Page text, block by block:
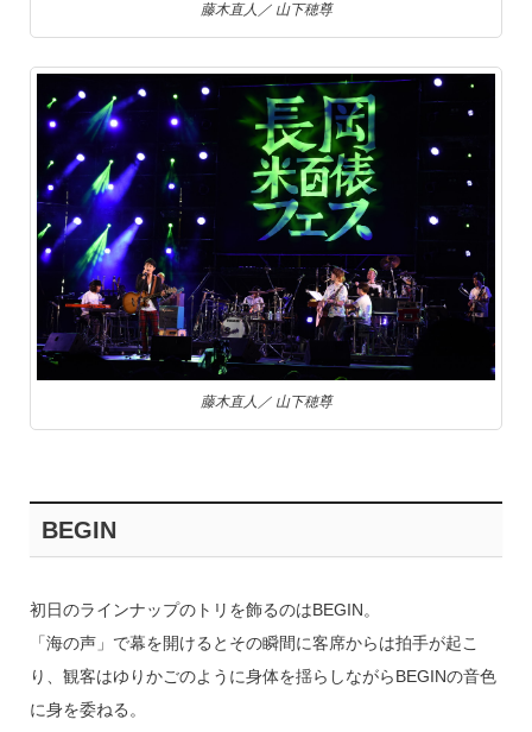
藤木直人／ 山下穂尊
藤木直人／ 山下穂尊
BEGIN
初日のラインナップのトリを飾るのはBEGIN。
「海の声」で幕を開けるとその瞬間に客席からは拍手が起こ
り、観客はゆりかごのように身体を揺らしながらBEGINの音色
に身を委ねる。